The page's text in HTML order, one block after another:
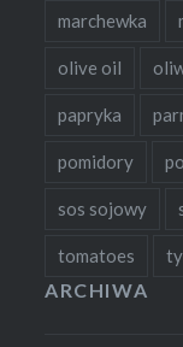
marchewka
olive oil
papryka
pomidory
sos sojowy
tomatoes
ARCHIWA